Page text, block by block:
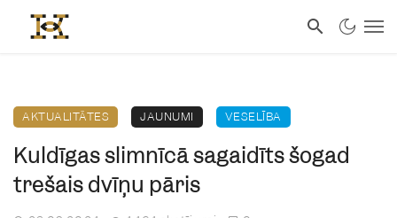
AKTUALITĀTES JAUNUMI VESELĪBA
Kuldīgas slimnīcā sagaidīts šogad
trešais dvīņu pāris